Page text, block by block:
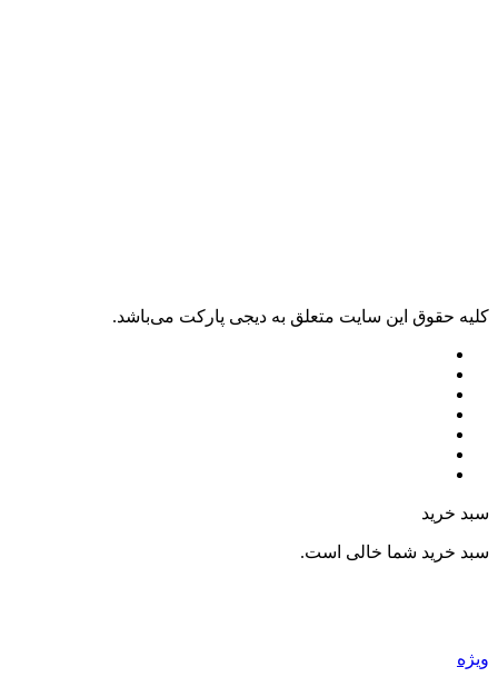
کليه حقوق اين سايت متعلق به دیجی پارکت می‌باشد.
سبد خرید
سبد خرید شما خالی است.
ویژه